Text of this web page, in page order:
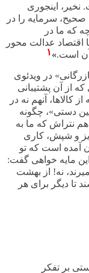
نخیر، اینجوری
سرمایه را در
که ما در
اقتصاد عدالت ‌محور
آن است.
»١
در ویدئوی
از آن پشتیبانی
کالاها، آنهم نه در
دستی»، چگونه
نتراش که ما به
و شپش، کاری
آمده است که تو
مایه خواهی گفت:
نه! از بهشت
تا دیگر برای هر
بر تفکر